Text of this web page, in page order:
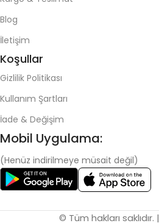
Blog
İletişim
Koşullar
Gizlilik Politikası
Kullanım Şartları
İade & Değişim
Mobil Uygulama:
(Henüz indirilmeye müsait değil)
© Tüm hakları saklıdır. |